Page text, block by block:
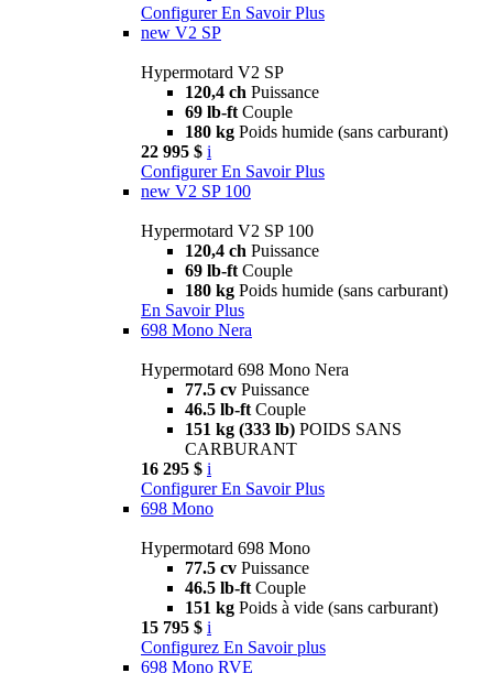
Configurer En Savoir Plus
new V2 SP
Hypermotard V2 SP
120,4 ch Puissance
69 lb-ft Couple
180 kg Poids humide (sans carburant)
22 995 $ i
Configurer En Savoir Plus
new V2 SP 100
Hypermotard V2 SP 100
120,4 ch Puissance
69 lb-ft Couple
180 kg Poids humide (sans carburant)
En Savoir Plus
698 Mono Nera
Hypermotard 698 Mono Nera
77.5 cv Puissance
46.5 lb-ft Couple
151 kg (333 lb) POIDS SANS
CARBURANT
16 295 $ i
Configurer En Savoir Plus
698 Mono
Hypermotard 698 Mono
77.5 cv Puissance
46.5 lb-ft Couple
151 kg Poids à vide (sans carburant)
15 795 $ i
Configurez En Savoir plus
698 Mono RVE